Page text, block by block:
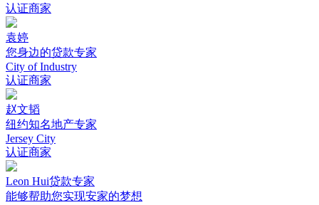
认证商家
袁婷
您身边的贷款专家
City of Industry
认证商家
赵文韬
纽约知名地产专家
Jersey City
认证商家
Leon Hui贷款专家
能够帮助您实现安家的梦想